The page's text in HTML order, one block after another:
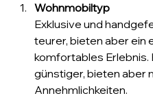
Wohnmobiltyp
Exklusive und
teurer, bieten aber ein
komfortables Erlebnis.
günstiger, bieten aber
Annehmlichkeiten.